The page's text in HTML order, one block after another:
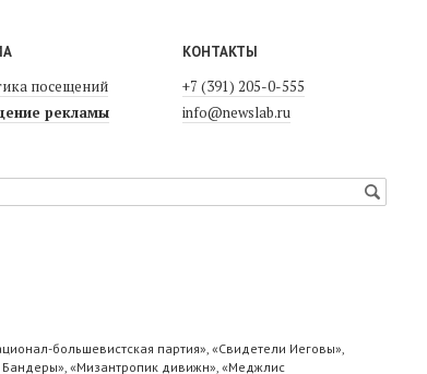
посещений
рекламы
КОНТАКТЫ
+7 (391) 205-0-555
info@newslab.ru
большевистская партия», «Свидетели Иеговы»,
«Мизантропик дивижн», «Меджлис